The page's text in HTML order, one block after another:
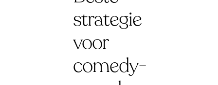
strategie
voor
comedy-